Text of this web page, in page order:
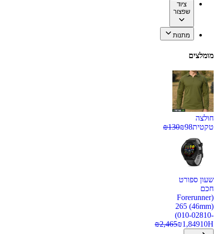
ציוד
שפצור
מתנות
מומלצים
חולצה
טקטית
₪98
₪130
שעון ספורט
חכם
(Forerunner
265 (46mm)
(010-02810-
10H
₪1,849
₪2,465